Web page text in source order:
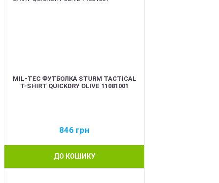
MIL-TEC ФУТБОЛКА STURM TACTICAL
T-SHIRT QUICKDRY OLIVE 11081001
846 грн
ДО КОШИКУ